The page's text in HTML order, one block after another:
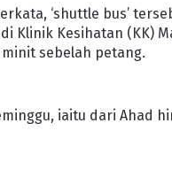
‘shuttle bus’
Klinik Kesihatan (KK)
sebelah petang.
iaitu dari Ahad